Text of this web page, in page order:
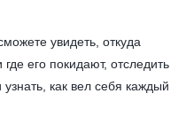
увидеть, откуда
его покидают, отследить
узнать, как вел себя каждый